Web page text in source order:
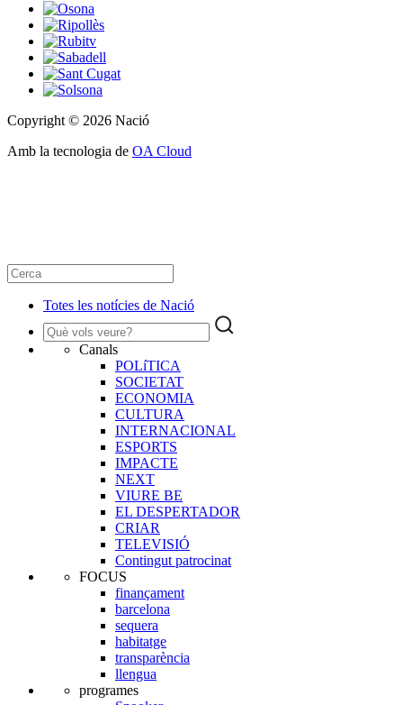
Copyright © 2026 Nació
Amb la tecnologia de OA Cloud
Totes les notícies de Nació
Canals
POLíTICA
SOCIETAT
ECONOMIA
CULTURA
INTERNACIONAL
ESPORTS
IMPACTE
NEXT
VIURE BE
EL DESPERTADOR
CRIAR
TELEVISIÓ
Contingut patrocinat
FOCUS
finançament
barcelona
sequera
habitatge
transparència
llengua
programes